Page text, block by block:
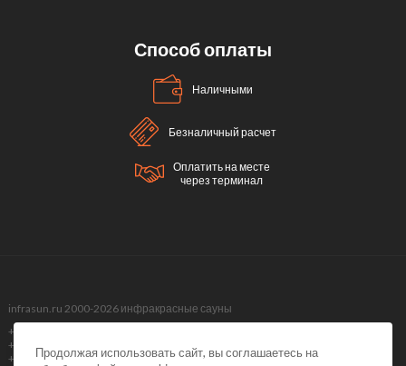
Способ оплаты
Наличными
Безналичный расчет
Оплатить на месте
через терминал
infrasun.ru 2000-2026 инфракрасные сауны
+7 (499) 495-40-51,
+7 (499) 288-09-98 ,
+7 (495) 374-51-40
Продолжая использовать сайт, вы соглашаетесь на